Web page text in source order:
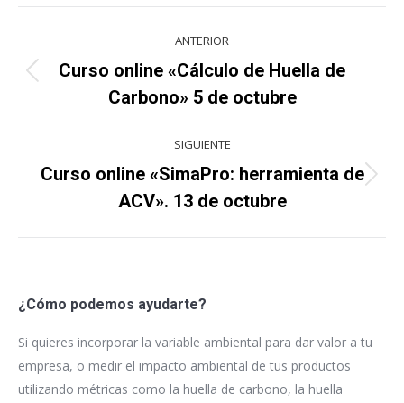
entre
proyectos
ANTERIOR
Proyecto
anterior
Curso online «Cálculo de Huella de
Carbono» 5 de octubre
SIGUIENTE
Proyecto
siguiente
Curso online «SimaPro: herramienta de
ACV». 13 de octubre
¿Cómo podemos ayudarte?
Si quieres incorporar la variable ambiental para dar valor a tu
empresa, o medir el impacto ambiental de tus productos
utilizando métricas como la huella de carbono, la huella